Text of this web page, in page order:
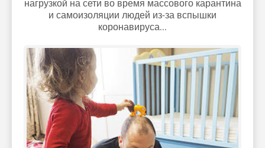
нагрузкой на сети во время массового карантина
и самоизоляции людей из-за вспышки
коронавируса...